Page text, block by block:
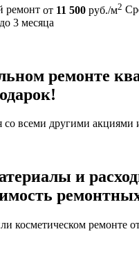
ремонт от 11 500 руб./м2
3 месяца
ремонте
со всеми другими акциями
и
косметическом ремонте